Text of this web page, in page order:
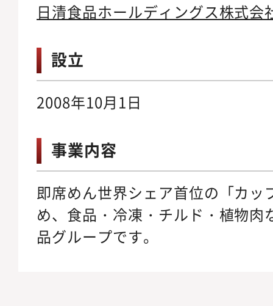
日清食品ホールディングス株式会
設立
2008年10月1日
事業内容
即席めん世界シェア首位の「カッ
め、食品・冷凍・チルド・植物肉
品グループです。